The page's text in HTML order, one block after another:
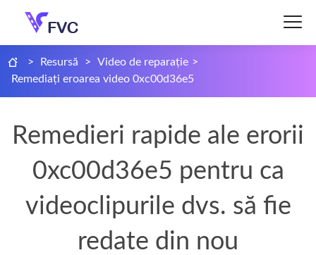
> Resursă > Video de reparație >
Remediați eroarea video 0xc00d36e5
Remedieri rapide ale erorii
0xc00d36e5 pentru ca
videoclipurile dvs. să fie
redate din nou